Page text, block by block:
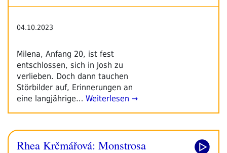
04.10.2023
Milena, Anfang 20, ist fest
entschlossen, sich in Josh zu
verlieben. Doch dann tauchen
Störbilder auf, Erinnerungen an
eine langjährige… Weiterlesen →
Rhea Krčmářová: Monstrosa